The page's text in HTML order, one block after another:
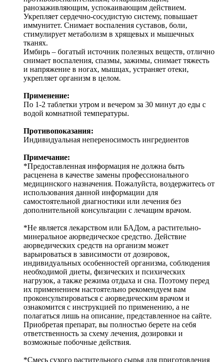
ранозаживляющим, успокаивающим действием.
Укрепляет сердечно-сосудистую систему, повышает
иммунитет. Снимает воспаления суставов, боли,
стимулирует метаболизм в хрящевых и мышечных
тканях.
Имбирь – богатый источник полезных веществ, отлично
снимает воспаления, спазмы, зажимы, снимает тяжесть
и напряжение в ногах, мышцах, устраняет отеки,
укрепляет организм в целом.
Применение:
По 1-2 таблетки утром и вечером за 30 минут до еды с
водой комнатной температуры.
Противопоказания:
Индивидуальная непереносимость ингредиентов
Примечание:
*Предоставленная информация не должна быть
расценена в качестве замены профессионального
медицинского назначения. Пожалуйста, воздержитесь от
использования данной информации для
самостоятельной диагностики или лечения без
дополнительной консультации с лечащим врачом.
*Не является лекарством или БАДом, а растительно-
минеральное аюрведическое средство. Действие
аюрведических средств на организм может
варьироваться в зависимости от дозировок,
индивидуальных особенностей организма, соблюдения
необходимой диеты, физических и психических
нагрузок, а также режима отдыха и сна. Поэтому перед
их применением настоятельно рекомендуем вам
проконсультироваться с аюрведическим врачом и
ознакомится с инструкцией по применению, а не
полагаться лишь на описание, представленное на сайте.
Приобретая препарат, вы полностью берете на себя
ответственность за схему лечения, дозировки и
возможные побочные действия.
*Смесь сухого растительного сырья для приготовления